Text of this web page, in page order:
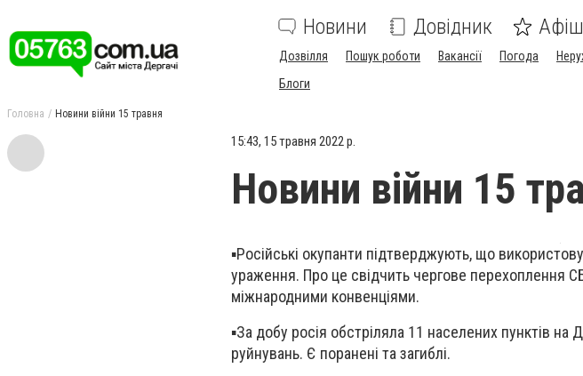
Новини Довідник
Дозвілля Пошук роботи Вакансії Погода
Блоги
Головна Новини війни 15 травня
15:43, 15 травня 2022 р.
Новини війни 15
▪️Російські окупанти підтверджують, що
ураження. Про це свідчить чергове перехоплення
міжнародними конвенціями.
▪️За добу росія обстріляла 11 населених пунктів на
руйнувань. Є поранені та загиблі.